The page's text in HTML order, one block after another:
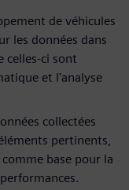
de véhicules
les données dans
celles-ci sont
et l'analyse
collectées
pertinents,
base pour la